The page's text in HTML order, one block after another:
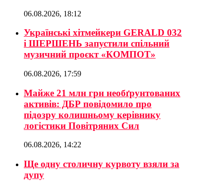
06.08.2026, 18:12
Українські хітмейкери GERALD 032
і ШЕРШЕНЬ запустили спільний
музичний проєкт «КОМПОТ»
06.08.2026, 17:59
Майже 21 млн грн необґрунтованих
активів: ДБР повідомило про
підозру колишньому керівнику
логістики Повітряних Сил
06.08.2026, 14:22
Ще одну столичну курвоту взяли за
дупу